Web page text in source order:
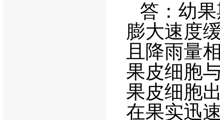
答：幼
膨大速度
且降雨量
果皮细胞
果皮细胞
在果实迅